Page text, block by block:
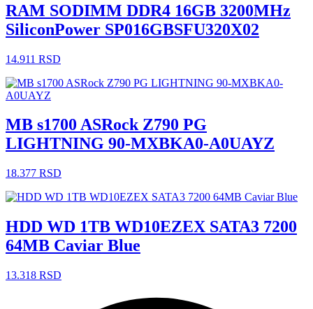
RAM SODIMM DDR4 16GB 3200MHz
SiliconPower SP016GBSFU320X02
14.911 RSD
MB s1700 ASRock Z790 PG
LIGHTNING 90-MXBKA0-A0UAYZ
18.377 RSD
HDD WD 1TB WD10EZEX SATA3 7200
64MB Caviar Blue
13.318 RSD